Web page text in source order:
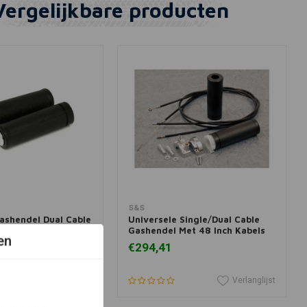
producten
Dual Cable
BT
S&S
Universele Single/Dual Cable
Gashendel Met 48 Inch Kabels
€294,41
Verlanglijst